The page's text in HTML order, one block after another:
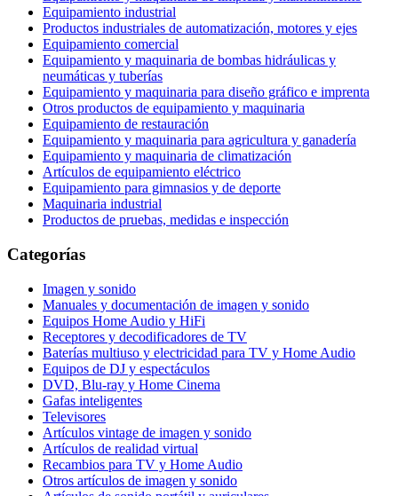
Equipamiento industrial
Productos industriales de automatización, motores y ejes
Equipamiento comercial
Equipamiento y maquinaria de bombas hidráulicas y
neumáticas y tuberías
Equipamiento y maquinaria para diseño gráfico e imprenta
Otros productos de equipamiento y maquinaria
Equipamiento de restauración
Equipamiento y maquinaria para agricultura y ganadería
Equipamiento y maquinaria de climatización
Artículos de equipamiento eléctrico
Equipamiento para gimnasios y de deporte
Maquinaria industrial
Productos de pruebas, medidas e inspección
Categorías
Imagen y sonido
Manuales y documentación de imagen y sonido
Equipos Home Audio y HiFi
Receptores y decodificadores de TV
Baterías multiuso y electricidad para TV y Home Audio
Equipos de DJ y espectáculos
DVD, Blu-ray y Home Cinema
Gafas inteligentes
Televisores
Artículos vintage de imagen y sonido
Artículos de realidad virtual
Recambios para TV y Home Audio
Otros artículos de imagen y sonido